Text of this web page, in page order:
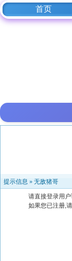
首页
提示信息 » 无敌猪哥
请直接登录用
如果您已注册,